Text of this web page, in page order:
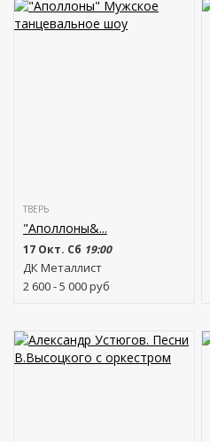
ТВЕРЬ
"Аполлоны&...
17 Окт. Сб 19:00
ДК Металлист
2 600 - 5 000руб